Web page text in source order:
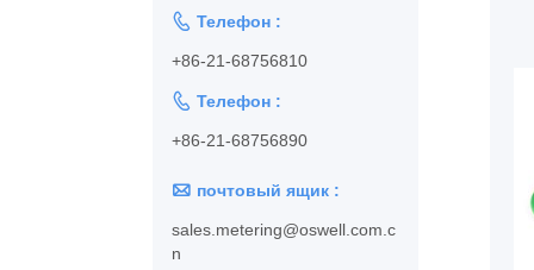
 Телефон :
+86-21-68756810
 Телефон :
+86-21-68756890
 почтовый ящик :
sales.metering@oswell.com.c
n